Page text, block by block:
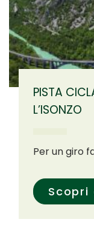
PISTA
L’ISONZO
Per un giro
Scopri